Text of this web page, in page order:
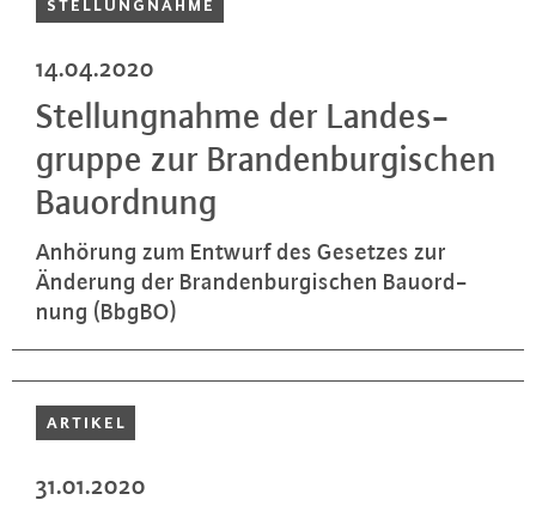
STEL­LUNG­NAH­ME
14.04.2020
Stel­lung­nah­me der Lan­des­
grup­pe zur Bran­den­bur­gi­schen
Bau­ord­nung
Anhörung zum Entwurf des Gesetzes zur
Änderung der Bran­den­bur­gi­schen Bau­ord­
nung (BbgBO)
ARTIKEL
31.01.2020